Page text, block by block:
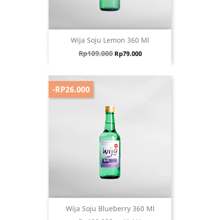
Wija Soju Lemon 360 Ml
Harga biasa
Rp109.000 Harga
Rp79.000
Wija Soju Blueberry 360 Ml
-RP26.000